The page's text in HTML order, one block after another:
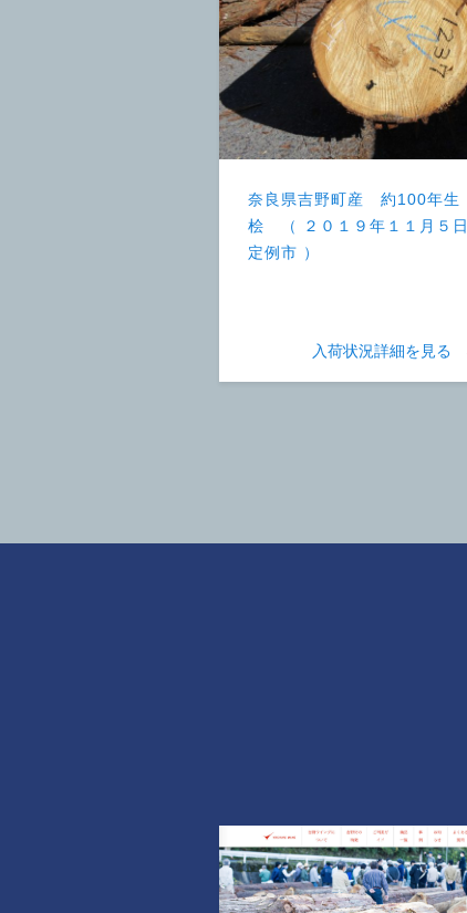
奈良県吉野町産 約100年生
桧 （ ２０１９年１１月５日
定例市 ）
入荷状況詳細を見る